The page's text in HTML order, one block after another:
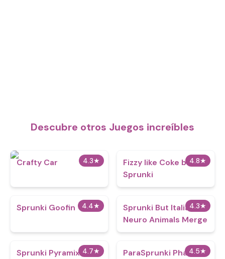
Descubre otros Juegos increíbles
4.3★
Crafty Car 4.8★
Fizzy like Coke but
Sprunki
4.4★
Sprunki Goofin 4.3★
Sprunki But Italian
Neuro Animals Merge
4.7★
Sprunki Pyramixed
4.5★
ParaSprunki Phase